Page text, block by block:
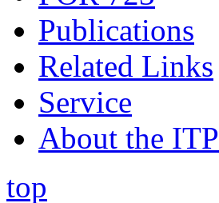
Publications
Related Links
Service
About the ITP
top